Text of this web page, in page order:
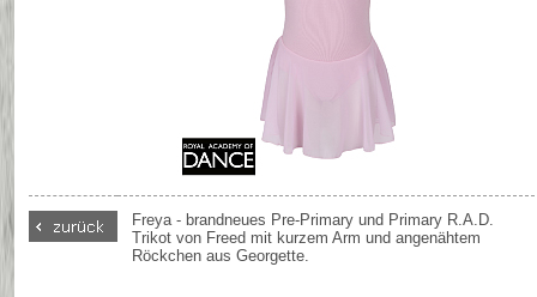
Freya - brandneues Pre-Primary und Primary R.A.D.
Trikot von Freed mit kurzem Arm und angenähtem
Röckchen aus Georgette.